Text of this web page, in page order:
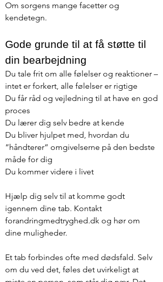
Om sorgens mange facetter og
kendetegn.
Gode grunde til at få støtte til
din bearbejdning
Du tale frit om alle følelser og reaktioner –
intet er forkert, alle følelser er rigtige
Du får råd og vejledning til at have en god
proces
Du lærer dig selv bedre at kende
Du bliver hjulpet med, hvordan du
”håndterer” omgivelserne på den bedste
måde for dig
Du kommer videre i livet
Hjælp dig selv til at komme godt
igennem dine tab. Kontakt
forandringmedtryghed.dk og hør om
dine muligheder.
Et tab forbindes ofte med dødsfald. Selv
om du ved det, føles det uvirkeligt at